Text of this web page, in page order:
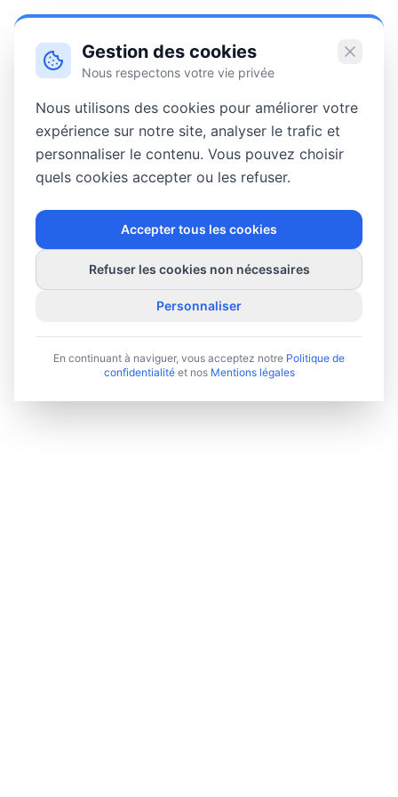
Gestion des cookies
Nous respectons votre vie privée
Nous utilisons des cookies pour améliorer votre
expérience sur notre site, analyser le trafic et
personnaliser le contenu. Vous pouvez choisir
quels cookies accepter ou les refuser.
Accepter tous les cookies
Refuser les cookies non nécessaires
Personnaliser
En continuant à naviguer, vous acceptez notre Politique de
confidentialité et nos Mentions légales